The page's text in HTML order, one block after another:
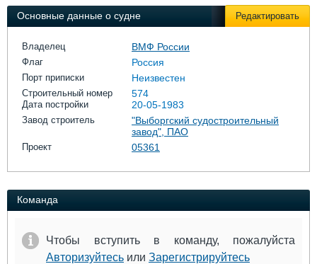
Личности
Форум
Основные данные о судне Редактировать
Владелец ВМФ России
Флаг Россия
Порт приписки Неизвестен
Строительный номер 574
Дата постройки 20-05-1983
Завод строитель
"Выборгский судостроительный
завод", ПАО
Проект 05361
Команда
Чтобы вступить в команду, пожалуйста
Авторизуйтесь или Зарегистрируйтесь